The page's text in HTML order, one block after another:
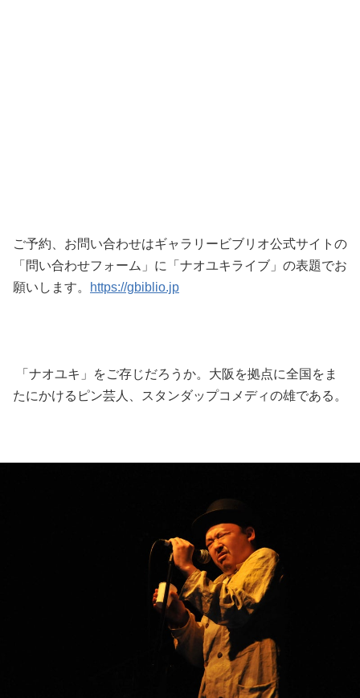
ご予約、お問い合わせはギャラリービブリオ公式サイトの
「問い合わせフォーム」に「ナオユキライブ」の表題でお
願いします。
https://gbiblio.jp
「ナオユキ」をご存じだろうか。大阪を拠点に全国をま
たにかけるピン芸人、スタンダップコメディの雄である。